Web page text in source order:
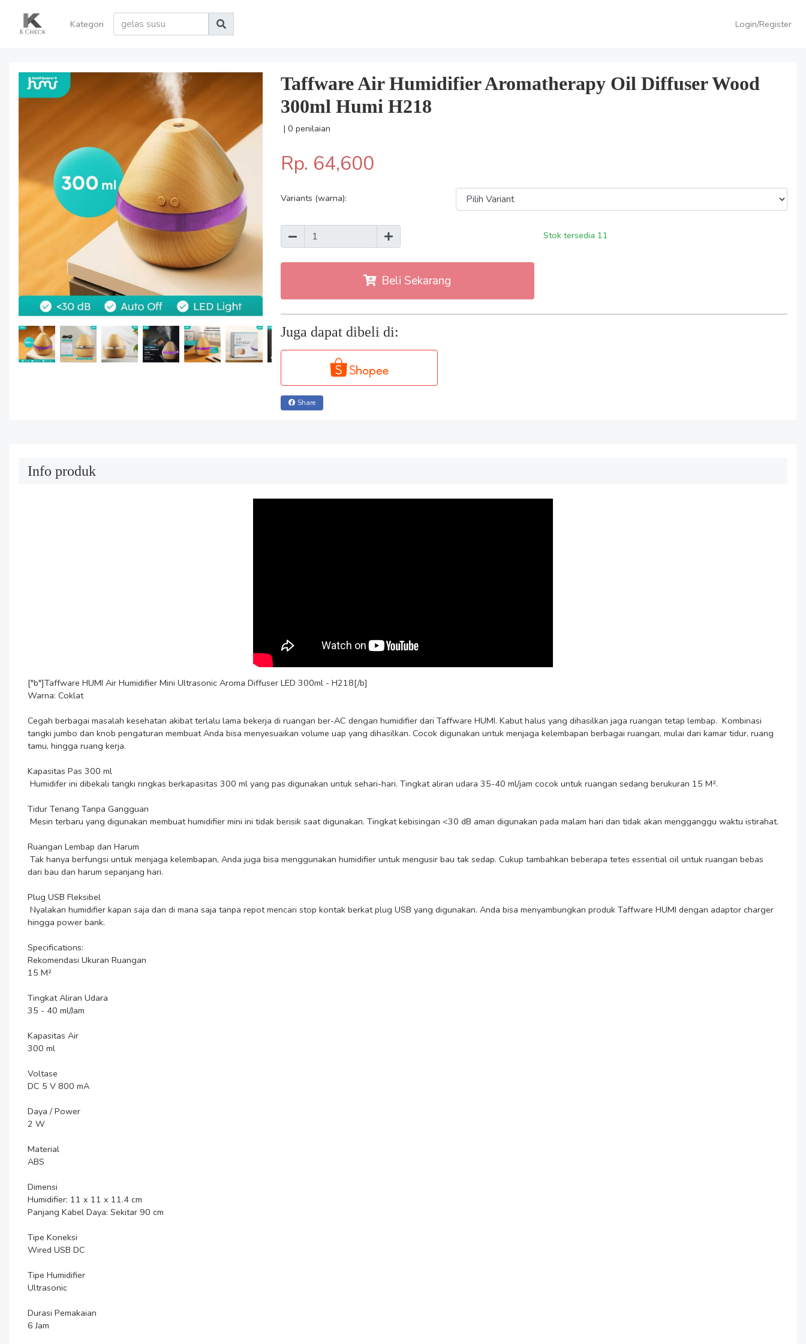
Kategori Login/Register
Taffware Air Humidifier Aromatherapy Oil Diffuser Wood
300ml Humi H218
| 0 penilaian
Rp. 64,600
Variants (warna):
Stok tersedia 11
Beli Sekarang
Juga dapat dibeli di:
Share
Info produk
["b"]Taffware HUMI Air Humidifier Mini Ultrasonic Aroma Diffuser LED 300ml - H218[/b]
Warna: Coklat
Cegah berbagai masalah kesehatan akibat terlalu lama bekerja di ruangan ber-AC dengan humidifier dari Taffware HUMI. Kabut halus yang dihasilkan jaga ruangan tetap lembap.  Kombinasi
tangki jumbo dan knob pengaturan membuat Anda bisa menyesuaikan volume uap yang dihasilkan. Cocok digunakan untuk menjaga kelembapan berbagai ruangan, mulai dari kamar tidur, ruang
tamu, hingga ruang kerja.
Kapasitas Pas 300 ml
Tidur Tenang Tanpa Gangguan
Ruangan Lembap dan Harum
dari bau dan harum sepanjang hari.
Plug USB Fleksibel
hingga power bank.
Specifications:
Rekomendasi Ukuran Ruangan
15 M²
Tingkat Aliran Udara
35 - 40 ml/Jam
Kapasitas Air
300 ml
Voltase
DC 5 V 800 mA
Daya / Power
2 W
Material
ABS
Dimensi
Humidifier: 11 x 11 x 11.4 cm
Panjang Kabel Daya: Sekitar 90 cm
Tipe Koneksi
Wired USB DC
Tipe Humidifier
Ultrasonic
Durasi Pemakaian
6 Jam